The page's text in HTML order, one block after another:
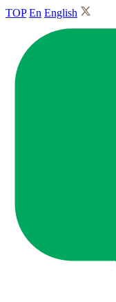
TOP En English